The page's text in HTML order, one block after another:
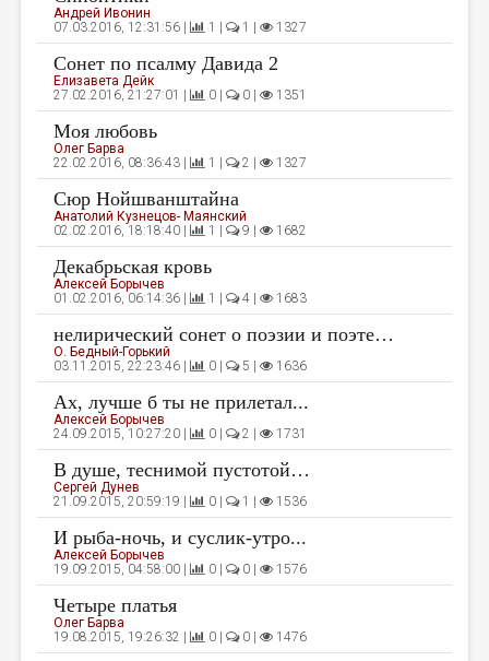
Андрей Ивонин
07.03.2016, 12:31:56 |
1 | 1 | 1327
Сонет по псалму Давида 2
Елизавета Дейк
27.02.2016, 21:27:01 |
0 | 0 | 1351
Моя любовь
Олег Барва
22.02.2016, 08:36:43 |
1 | 2 | 1327
Сюр Нойшванштайна
Анатолий Кузнецов- Маянский
02.02.2016, 18:18:40 |
1 | 9 | 1682
Декабрьская кровь
Алексей Борычев
01.02.2016, 06:14:36 |
1 | 4 | 1683
нелирический сонет о поэзии и поэте…
О. Бедный-Горький
03.11.2015, 22:23:46 |
0 | 5 | 1636
Ах, лучше б ты не прилетал...
Алексей Борычев
24.09.2015, 10:27:20 |
0 | 2 | 1731
В душе, теснимой пустотой…
Сергей Дунев
21.09.2015, 20:59:19 |
0 | 1 | 1536
И рыба-ночь, и суслик-утро...
Алексей Борычев
19.09.2015, 04:58:00 |
0 | 0 | 1576
Четыре платья
Олег Барва
19.08.2015, 19:26:32 |
0 | 0 | 1476